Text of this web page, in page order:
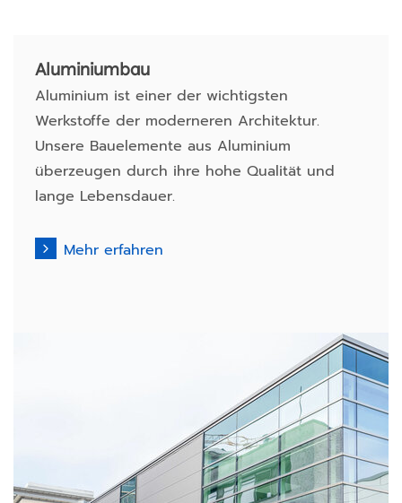
Aluminium­bau
Aluminium ist einer der wichtigsten
Werkstoffe der moderneren Architektur.
Unsere Bauelemente aus Aluminium
überzeugen durch ihre hohe Qualität und
lange Lebensdauer.
Mehr erfahren